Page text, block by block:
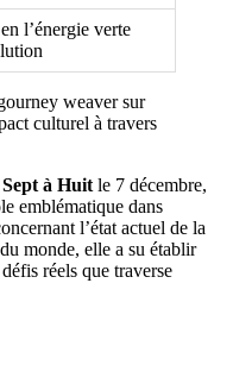
l’énergie verte
Sept à Huit le 7 décembre,
emblématique dans
l’état actuel de la
monde, elle a su établir
réels que traverse